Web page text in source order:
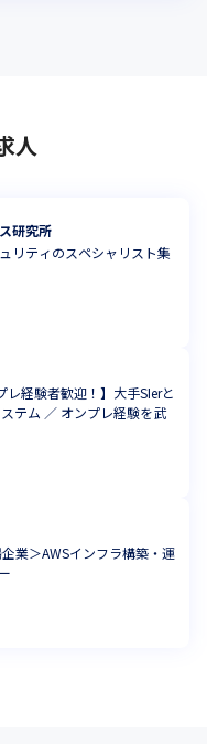
でも広げていけます。
年に本格始動させまし
のセキュリティ人材輩
あり、今後もよりスキル
継続していく計画で
を実施。
ニアの育成を予定してお
理安全確保支援士」の
人
研究所
リティのスペシャリスト集
レ経験者歓迎！】大手SIerと
レ経験を武
業＞AWSインフラ構築・運